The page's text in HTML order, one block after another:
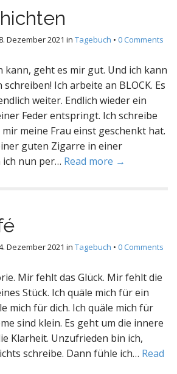
Dezember 2021 in Tagebuch • 0 Comments
kann, geht es mir gut. Und ich kann
Ich arbeite an BLOCK. Es
weiter. Endlich wieder ein
Feder entspringt. Ich schreibe
meine Frau einst geschenkt hat.
guten Zigarre in einer
ich nun per… Read more →
Dezember 2021 in Tagebuch • 0 Comments
Mir fehlt das Glück. Mir fehlt die
Stück. Ich quäle mich für ein
mich für dich. Ich quäle mich für
sind klein. Es geht um die innere
Klarheit. Unzufrieden bin ich,
schreibe. Dann fühle ich… Read